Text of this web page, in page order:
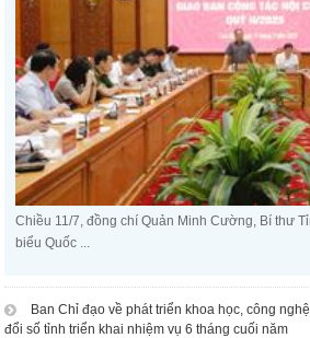
Chiều 11/7, đồng chí Quản Minh Cường, Bí thư
biểu Quốc ...
Ban Chỉ đạo về phát triển khoa học, công
đổi số tỉnh triển khai nhiệm vụ 6 tháng cuối năm